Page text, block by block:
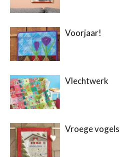
Voorjaar!
Vlechtwerk
Vroege vogels